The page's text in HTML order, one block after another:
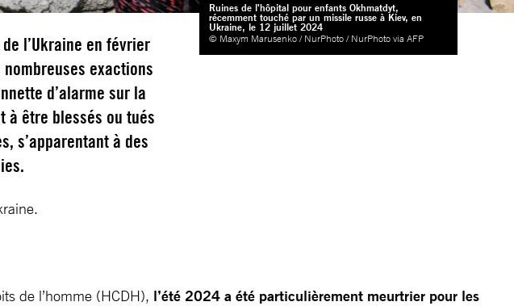
Ruines de l'hôpital pour enfants Okhmatdyt,
récemment touché par un missile russe à Kiev, en
Ukraine, le 12 juillet 2024
© Maxym Marusenko / NurPhoto / NurPhoto via AFP
l’Ukraine en février
exactions
d’alarme sur la
à être blessés ou tués
s’apparentant à des
de l’homme (HCDH), l’été 2024 a été particulièrement meurtrier pour les